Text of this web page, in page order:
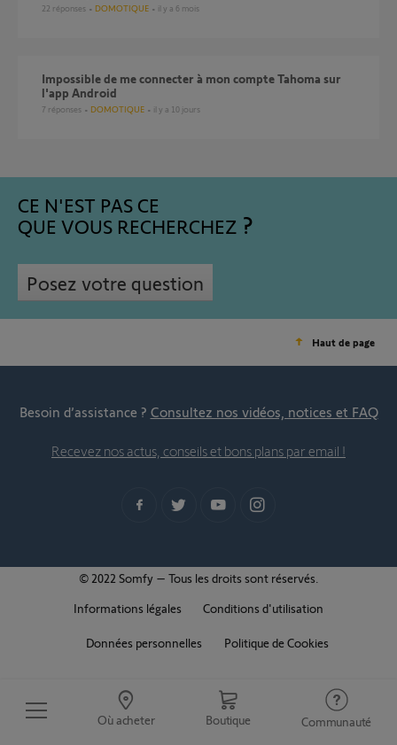
Où acheter Boutique Communauté
22 réponses DOMOTIQUE il y a 6 mois
Impossible de me connecter à mon compte Tahoma sur
l'app Android
7 réponses DOMOTIQUE il y a 10 jours
CE N'EST PAS CE
QUE VOUS RECHERCHEZ
Posez votre question
Haut de page
Besoin d’assistance ? Consultez nos vidéos, notices et FAQ
Recevez nos actus, conseils et bons plans par email !
© 2022 Somfy – Tous les droits sont réservés.
Informations légales
Conditions d'utilisation
Données personnelles Politique de Cookies